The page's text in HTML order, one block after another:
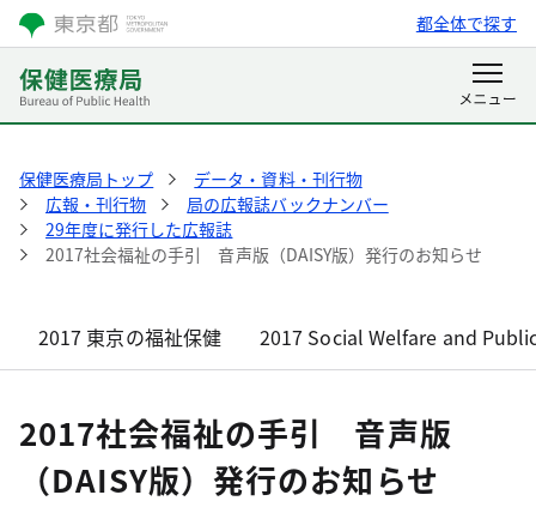
都全体で探す
保健医療局トップ
データ・資料・刊行物
広報・刊行物
局の広報誌バックナンバー
29年度に発行した広報誌
2017社会福祉の手引 音声版（DAISY版）発行のお知らせ
2017 東京の福祉保健 2017 Social Welfare and
2017社会福祉の手引 音声版
（DAISY版）発行のお知らせ